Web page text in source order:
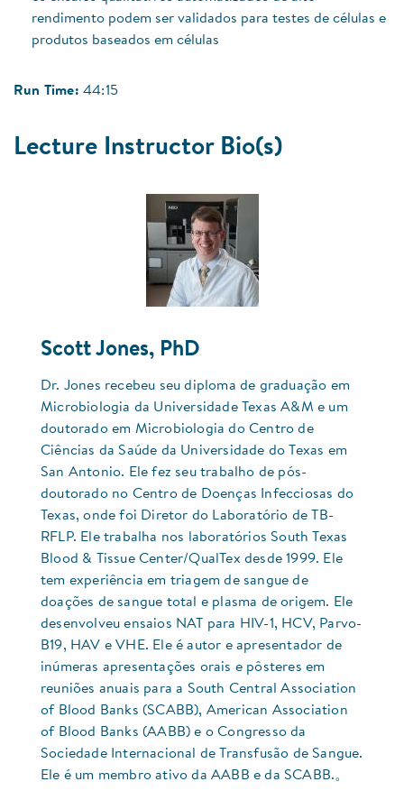
rendimento podem ser validados para testes de células e
produtos baseados em células
Run Time: 44:15
Lecture Instructor Bio(s)
Scott Jones, PhD
Dr. Jones recebeu seu diploma de graduação em
Microbiologia da Universidade Texas A&M e um
doutorado em Microbiologia do Centro de
Ciências da Saúde da Universidade do Texas em
San Antonio. Ele fez seu trabalho de pós-
doutorado no Centro de Doenças Infecciosas do
Texas, onde foi Diretor do Laboratório de TB-
RFLP. Ele trabalha nos laboratórios South Texas
Blood & Tissue Center/QualTex desde 1999. Ele
tem experiência em triagem de sangue de
doações de sangue total e plasma de origem. Ele
desenvolveu ensaios NAT para HIV-1, HCV, Parvo-
B19, HAV e VHE. Ele é autor e apresentador de
inúmeras apresentações orais e pôsteres em
reuniões anuais para a South Central Association
of Blood Banks (SCABB), American Association
of Blood Banks (AABB) e o Congresso da
Sociedade Internacional de Transfusão de Sangue.
Ele é um membro ativo da AABB e da SCABB.。